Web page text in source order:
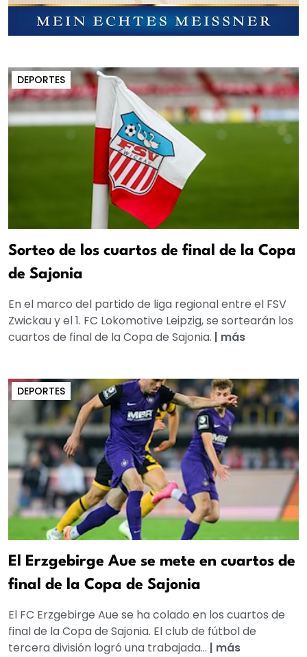
DEPORTES
Sorteo de los cuartos de final de la Copa
de Sajonia
En el marco del partido de liga regional entre el FSV
Zwickau y el 1. FC Lokomotive Leipzig, se sortearán los
cuartos de final de la Copa de Sajonia. | más
DEPORTES
El Erzgebirge Aue se mete en cuartos de
final de la Copa de Sajonia
El FC Erzgebirge Aue se ha colado en los cuartos de
final de la Copa de Sajonia. El club de fútbol de
tercera división logró una trabajada... | más